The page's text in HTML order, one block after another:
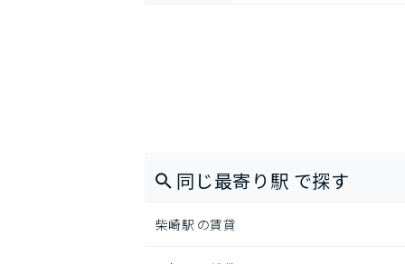
同じ最寄り駅 で探す
柴崎駅 の賃貸